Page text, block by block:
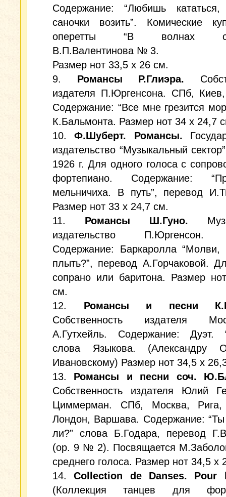
Содержание: “Любишь
саночки возить”. Комические
оперетты “В волнах
В.П.Валентинова № 3.
Размер нот 33,5 х 26 см.
9. Романсы Р.Глиэра.
издателя П.Юргенсона. СПб, Киев,
Содержание: “Все мне грезится
К.Бальмонта. Размер нот 34 х 24,7
10.Ф.Шуберт. Романсы.
издательство “Музыкальный
1926 г. Для одного голоса с
фортепиано. Содержание:
мельничиха. В путь”, перевод
Размер нот 33 х 24,7 см.
11. Романсы Ш.Гуно.
издательство П.Юргенсон.
Содержание: Баркаролла “Молви,
плыть?”, перевод А.Горчаковой.
сопрано или баритона. Размер
см.
12. Романсы и песни
Собственность издателя
А.Гутхейль. Содержание: Дуэт.
слова Языкова. (Александру
Ивановскому) Размер нот 34,5 х
13. Романсы и песни соч.
Собственность издателя Юлий
Циммерман. СПб, Москва, Рига,
Лондон, Варшава. Содержание:
ли?” слова Б.Годара, перевод
(ор. 9 № 2). Посвящается
среднего голоса. Размер нот 34,5 х
14.Collection de Danses. Pour
(Коллекция танцев для